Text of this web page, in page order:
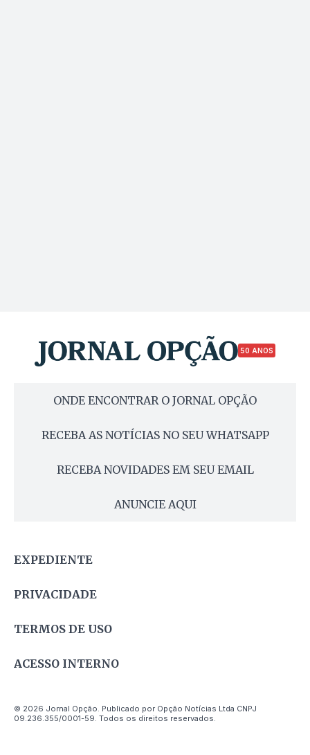
50 ANOS
ONDE ENCONTRAR O JORNAL OPÇÃO
RECEBA AS NOTÍCIAS NO SEU WHATSAPP
RECEBA NOVIDADES EM SEU EMAIL
ANUNCIE AQUI
EXPEDIENTE
PRIVACIDADE
TERMOS DE USO
ACESSO INTERNO
© 2026 Jornal Opção. Publicado por Opção Notícias Ltda CNPJ
09.236.355/0001-59. Todos os direitos reservados.